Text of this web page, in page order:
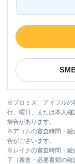
※プロミス、アイフル
行、曜日、または本人
場合があります。
※アコムの審査時間・
合がございます。
※ レイクの審査時間・
了（審査・必要書類の